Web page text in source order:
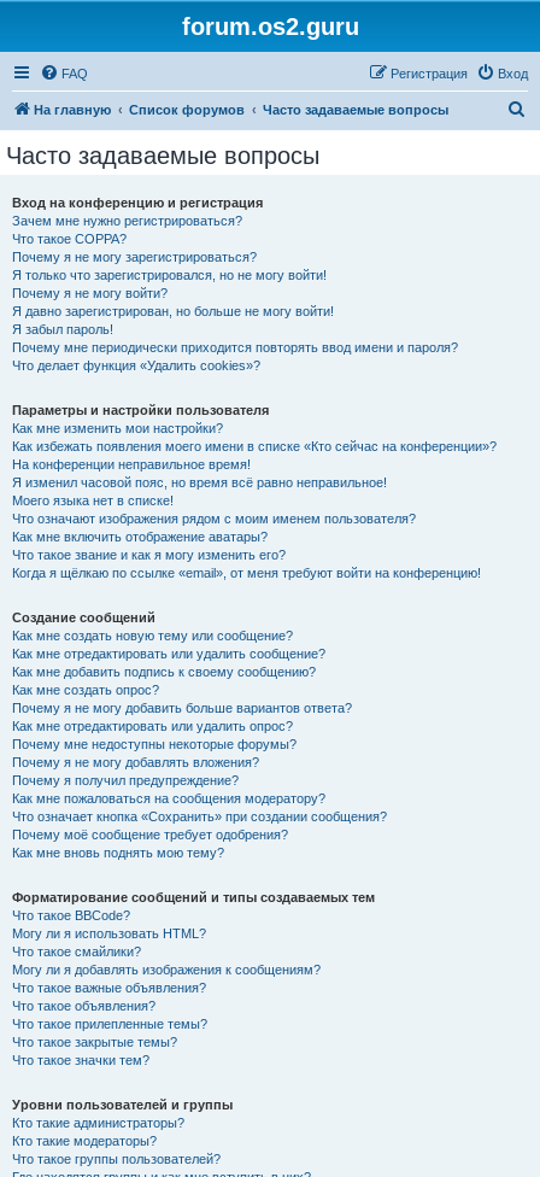
forum.os2.guru
FAQ Вход
Регистрация
На главную Список форумов Часто задаваемые вопросы
Часто задаваемые вопросы
Вход на конференцию и регистрация
Зачем мне нужно регистрироваться?
Что такое COPPA?
Почему я не могу зарегистрироваться?
Я только что зарегистрировался, но не могу войти!
Почему я не могу войти?
Я давно зарегистрирован, но больше не могу войти!
Я забыл пароль!
Почему мне периодически приходится повторять ввод имени и пароля?
Что делает функция «Удалить cookies»?
Параметры и настройки пользователя
Как мне изменить мои настройки?
Как избежать появления моего имени в списке «Кто сейчас на конференции»?
На конференции неправильное время!
Я изменил часовой пояс, но время всё равно неправильное!
Моего языка нет в списке!
Что означают изображения рядом с моим именем пользователя?
Как мне включить отображение аватары?
Что такое звание и как я могу изменить его?
Когда я щёлкаю по ссылке «email», от меня требуют войти на конференцию!
Создание сообщений
Как мне создать новую тему или сообщение?
Как мне отредактировать или удалить сообщение?
Как мне добавить подпись к своему сообщению?
Как мне создать опрос?
Почему я не могу добавить больше вариантов ответа?
Как мне отредактировать или удалить опрос?
Почему мне недоступны некоторые форумы?
Почему я не могу добавлять вложения?
Почему я получил предупреждение?
Как мне пожаловаться на сообщения модератору?
Что означает кнопка «Сохранить» при создании сообщения?
Почему моё сообщение требует одобрения?
Как мне вновь поднять мою тему?
Форматирование сообщений и типы создаваемых тем
Что такое BBCode?
Могу ли я использовать HTML?
Что такое смайлики?
Могу ли я добавлять изображения к сообщениям?
Что такое важные объявления?
Что такое объявления?
Что такое прилепленные темы?
Что такое закрытые темы?
Что такое значки тем?
Уровни пользователей и группы
Кто такие администраторы?
Кто такие модераторы?
Что такое группы пользователей?